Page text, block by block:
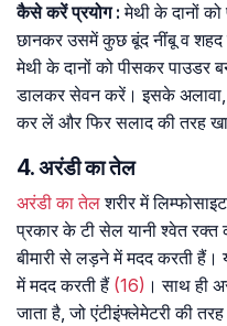
कैसे करें प्रयोग: मेथी के दानों
छानकर उसमें कुछ बूंद नींबू व शहद
मेथी के दानों को पीसकर पाउडर
डालकर सेवन करें। इसके अलावा,
कर लें और फिर सलाद की तरह
4. अरंडी का तेल
अरंडी का तेलशरीर में
प्रकार के टी सेल यानी श्वेत रक्त
बीमारी से लड़ने में मदद करती हैं।
में मदद करती हैं (16) । साथ ही
जाता है, जो एंटीइंफ्लेमेटरी की